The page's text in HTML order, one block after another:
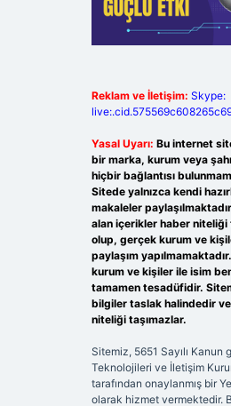
Reklam ve İletişim: Skype:
Yasal Uyarı: Bu internet
bir marka, kurum veya
hiçbir bağlantısı
Sitede yalnızca kendi
makaleler
alan içerikler haber niteliği
olup, gerçek kurum ve
paylaşım
kurum ve kişiler ile isim
tamamen tesadüfidir.
bilgiler taslak halindedir
niteliği taşımazlar.
Sitemiz, 5651 Sayılı Kanun
Teknolojileri ve İletişim
tarafından onaylanmış bir
olarak hizmet vermektedir.